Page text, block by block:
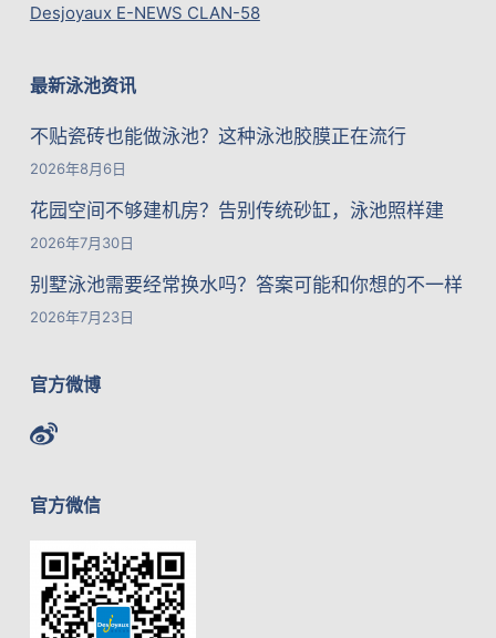
Desjoyaux E-NEWS CLAN-58
最新泳池资讯
不贴瓷砖也能做泳池？这种泳池胶膜正在流行
2026年8月6日
花园空间不够建机房？告别传统砂缸，泳池照样建
2026年7月30日
别墅泳池需要经常换水吗？答案可能和你想的不一样
2026年7月23日
官方微博
官方微信